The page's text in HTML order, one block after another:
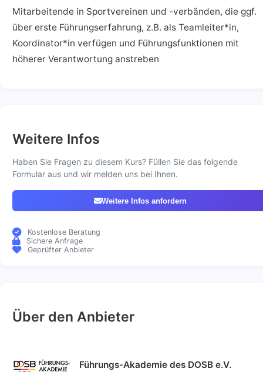
Mitarbeitende in Sportvereinen und -verbänden, die ggf.
über erste Führungserfahrung, z.B. als Teamleiter*in,
Koordinator*in verfügen und Führungsfunktionen mit
höherer Verantwortung anstreben
Weitere Infos
Haben Sie Fragen zu diesem Kurs? Füllen Sie das folgende
Formular aus und wir melden uns bei Ihnen.
Weitere Infos anfordern
Kostenlose Beratung
Sichere Anfrage
Geprüfter Anbieter
Über den Anbieter
Führungs-Akademie des DOSB e.V.